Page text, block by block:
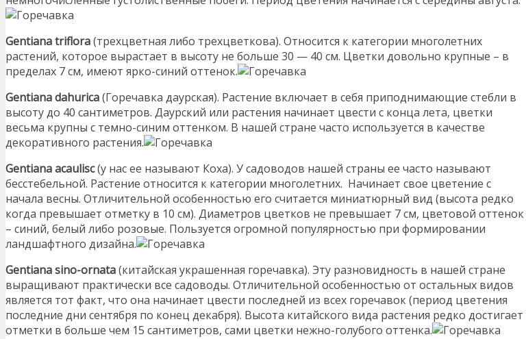
Gentiana triflora(трехцветная либо трехцветкова). Относится к категории многолетних
растений, которое вырастает в высоту не больше 30 — 40 см. Цветки довольно крупные – в
пределах 7 см, имеют ярко-синий оттенок.
Gentiana dahurica(Горечавка даурская). Растение включает в себя приподнимающие стебли в
высоту до 40 сантиметров. Даурский или растения начинает цвести с конца лета, цветки
весьма крупны с темно-синим оттенком. В нашей стране часто используется в качестве
декоративного растения.
Gentiana acaulisс(у нас ее называют Коха). У садоводов нашей страны ее часто называют
бесстебельной. Растение относится к категории многолетних. Начинает свое цветение с
начала весны. Отличительной особенностью его считается миниатюрный вид (высота редко
когда превышает отметку в 10 см). Диаметров цветков не превышает 7 см, цветовой оттенок
– синий, белый либо розовые. Пользуется огромной популярностью при формировании
ландшафтного дизайна.
Gentiana sino-ornata(китайская украшенная горечавка). Эту разновидность в нашей стране
выращивают практически все садоводы. Отличительной особенностью от остальных видов
является тот факт, что она начинает цвести последней из всех горечавок (период цветения
последние дни сентября по конец декабря). Высота китайского вида растения редко достигает
отметки в больше чем 15 сантиметров, сами цветки нежно-голубого оттенка.